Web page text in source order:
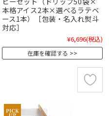
本格アイス2本×選べるラテベ
ース1本）［包装・名入れ熨斗
対応］
¥6,696(税込)
在庫を確認する